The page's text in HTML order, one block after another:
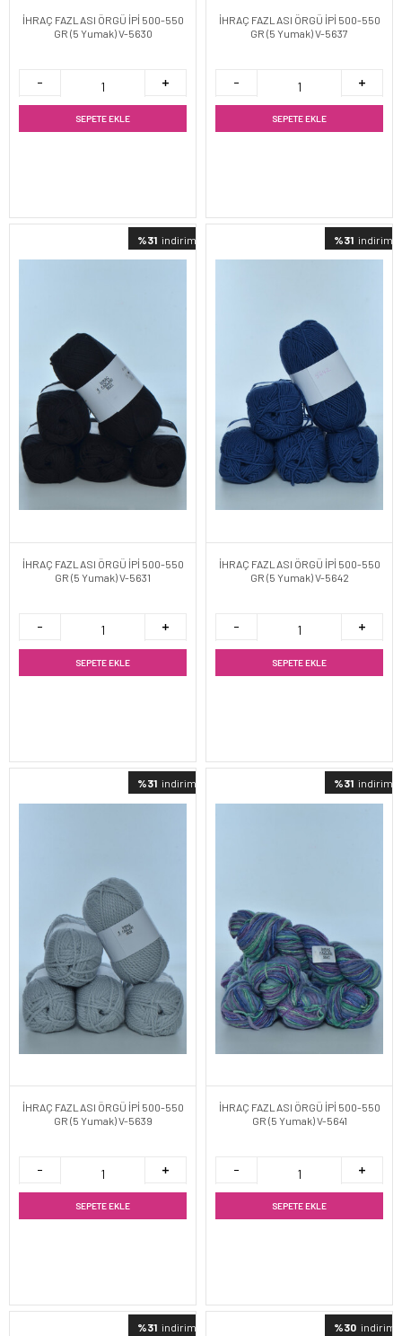
İHRAÇ FAZLASI ÖRGÜ İPİ 500-550
GR (5 Yumak) V-5630
SEPETE EKLE
İHRAÇ FAZLASI ÖRGÜ İPİ 500-550
GR (5 Yumak) V-5637
SEPETE EKLE
%31 indirimli
İHRAÇ FAZLASI ÖRGÜ İPİ 500-550
GR (5 Yumak) V-5631
SEPETE EKLE
%31 indirimli
İHRAÇ FAZLASI ÖRGÜ İPİ 500-550
GR (5 Yumak) V-5642
SEPETE EKLE
%31 indirimli
İHRAÇ FAZLASI ÖRGÜ İPİ 500-550
GR (5 Yumak) V-5639
SEPETE EKLE
%31 indirimli
İHRAÇ FAZLASI ÖRGÜ İPİ 500-550
GR (5 Yumak) V-5641
SEPETE EKLE
%31 indirimli %30 indirimli